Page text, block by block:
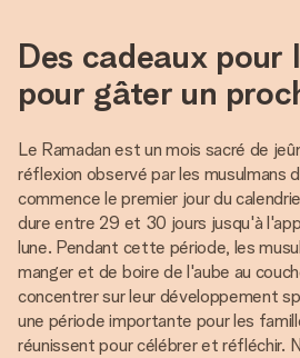
Des cadeaux pour
pour gâter un
Le Ramadan est un mois sacré de
réflexion observé par les musulmans
commence le premier jour du
dure entre 29 et 30 jours jusqu'à
lune. Pendant cette période, les
manger et de boire de l'aube au
concentrer sur leur développement
une période importante pour les
réunissent pour célébrer et réfléchir.